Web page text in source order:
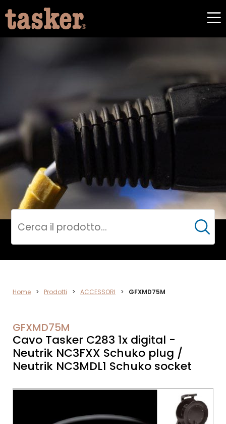
ACCESSORI
Cerca
Home > Prodotti > ACCESSORI > GFXMD75M
GFXMD75M
Cavo Tasker C283 1x digital -
Neutrik NC3FXX Schuko plug /
Neutrik NC3MDL1 Schuko socket